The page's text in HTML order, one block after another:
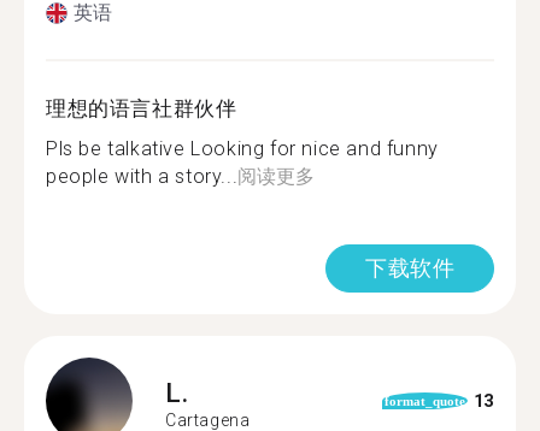
英语
理想的语言社群伙伴
Pls be talkative Looking for nice and funny
people with a story...阅读更多
下载软件
L.
Cartagena
format_quote 13